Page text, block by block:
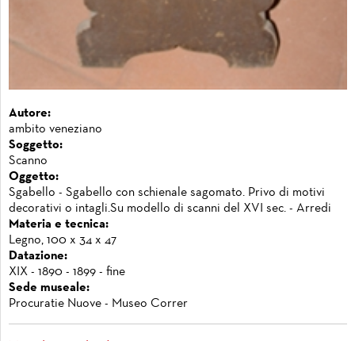
Autore:
ambito veneziano
Soggetto:
Scanno
Oggetto:
Sgabello - Sgabello con schienale sagomato. Privo di motivi
decorativi o intagli.Su modello di scanni del XVI sec. - Arredi
Materia e tecnica:
Legno, 100 x 34 x 47
Datazione:
XIX - 1890 - 1899 - fine
Sede museale:
Procuratie Nuove - Museo Correr